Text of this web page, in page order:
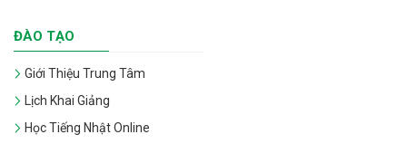
ĐÀO TẠO
Giới Thiệu Trung Tâm
Lịch Khai Giảng
Học Tiếng Nhật Online